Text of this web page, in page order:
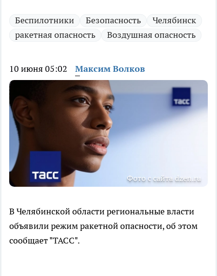
Беспилотники Безопасность
Челябинск
ракетная опасность
Воздушная опасность
10 июня 05:02 Максим Волков
Фото с сайта dzen.ru
В Челябинской области региональные власти
объявили режим ракетной опасности, об этом
сообщает "ТАСС".